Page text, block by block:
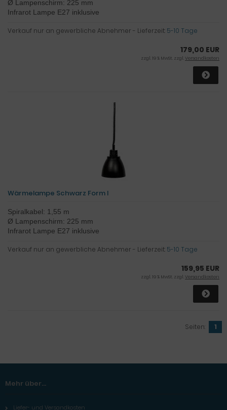
Ø Lampenschirm: 225 mm
Infrarot Lampe E27 inklusive
Verkauf nur an gewerbliche Abnehmer - Lieferzeit: 5-10 Tage
179,00 EUR
zzgl. 19 % MwSt. zzgl.Versandkosten
Wärmelampe Schwarz Form I
Spiralkabel: 1,55 m
Ø Lampenschirm: 225 mm
Infrarot Lampe E27 inklusive
Verkauf nur an gewerbliche Abnehmer - Lieferzeit: 5-10 Tage
159,95 EUR
zzgl. 19 % MwSt. zzgl.Versandkosten
Seiten: 1
Mehr über...
Liefer- und Versandkosten